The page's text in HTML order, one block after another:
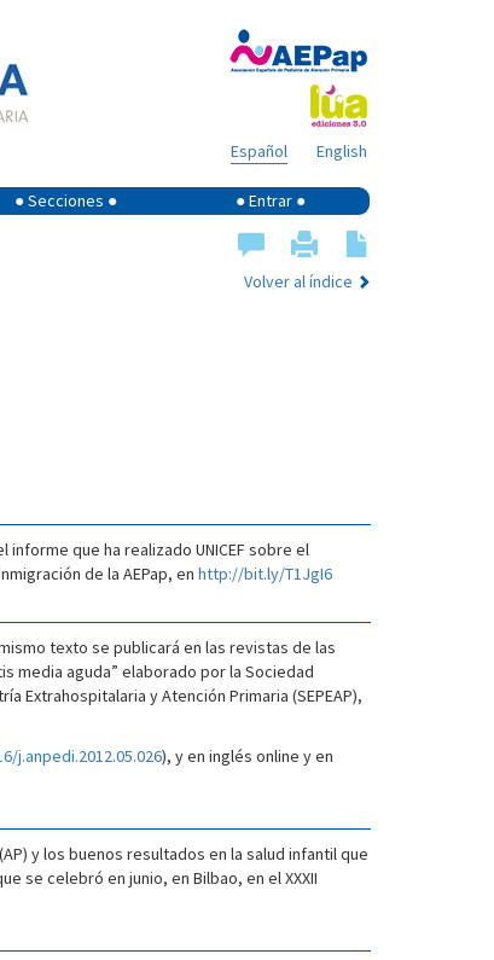
English
Español
● Secciones ● ● Entrar ●
Volver al índice
que ha realizado UNICEF sobre el
de la AEPap, en http://bit.ly/T1JgI6
texto se publicará en las revistas de las
media aguda” elaborado por la Sociedad
Extrahospitalaria y Atención Primaria (SEPEAP),
j.anpedi.2012.05.026), y en inglés online y en
y los buenos resultados en la salud infantil que
se celebró en junio, en Bilbao, en el XXXII